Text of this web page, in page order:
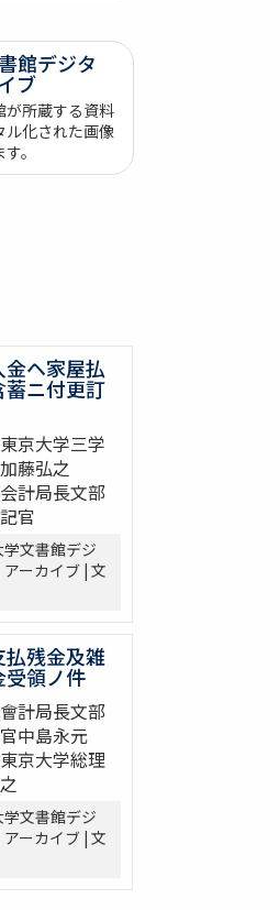
館デジタ
ブ
が所蔵する資料
ル化された画像
。
金ヘ家屋払
蓄ニ付更訂
東京大学三学
藤弘之
会計局長文部
官
文書館デジ
ーカイブ | 文
払残金及雑
受領ノ件
會計局長文部
中島永元
東京大学総理
文書館デジ
ーカイブ | 文